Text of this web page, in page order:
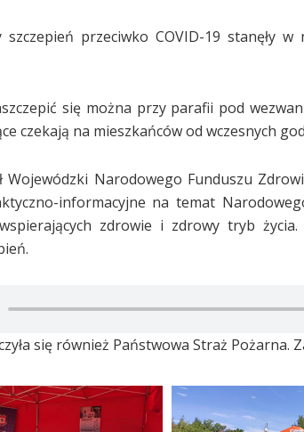
przeciwko COVID-19 stanęły
się można przy parafii pod
czekają na mieszkańców od wczesnych
Wojewódzki Narodowego Funduszu
informacyjne na temat
zdrowie i zdrowy tryb
się również Państwowa Straż Pożarna.